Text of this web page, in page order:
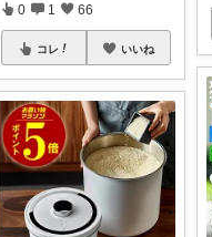
0 1 66
コレ いいね